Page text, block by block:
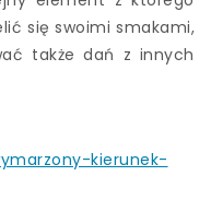
się swoimi smakami,
także dań z innych
kierunek-